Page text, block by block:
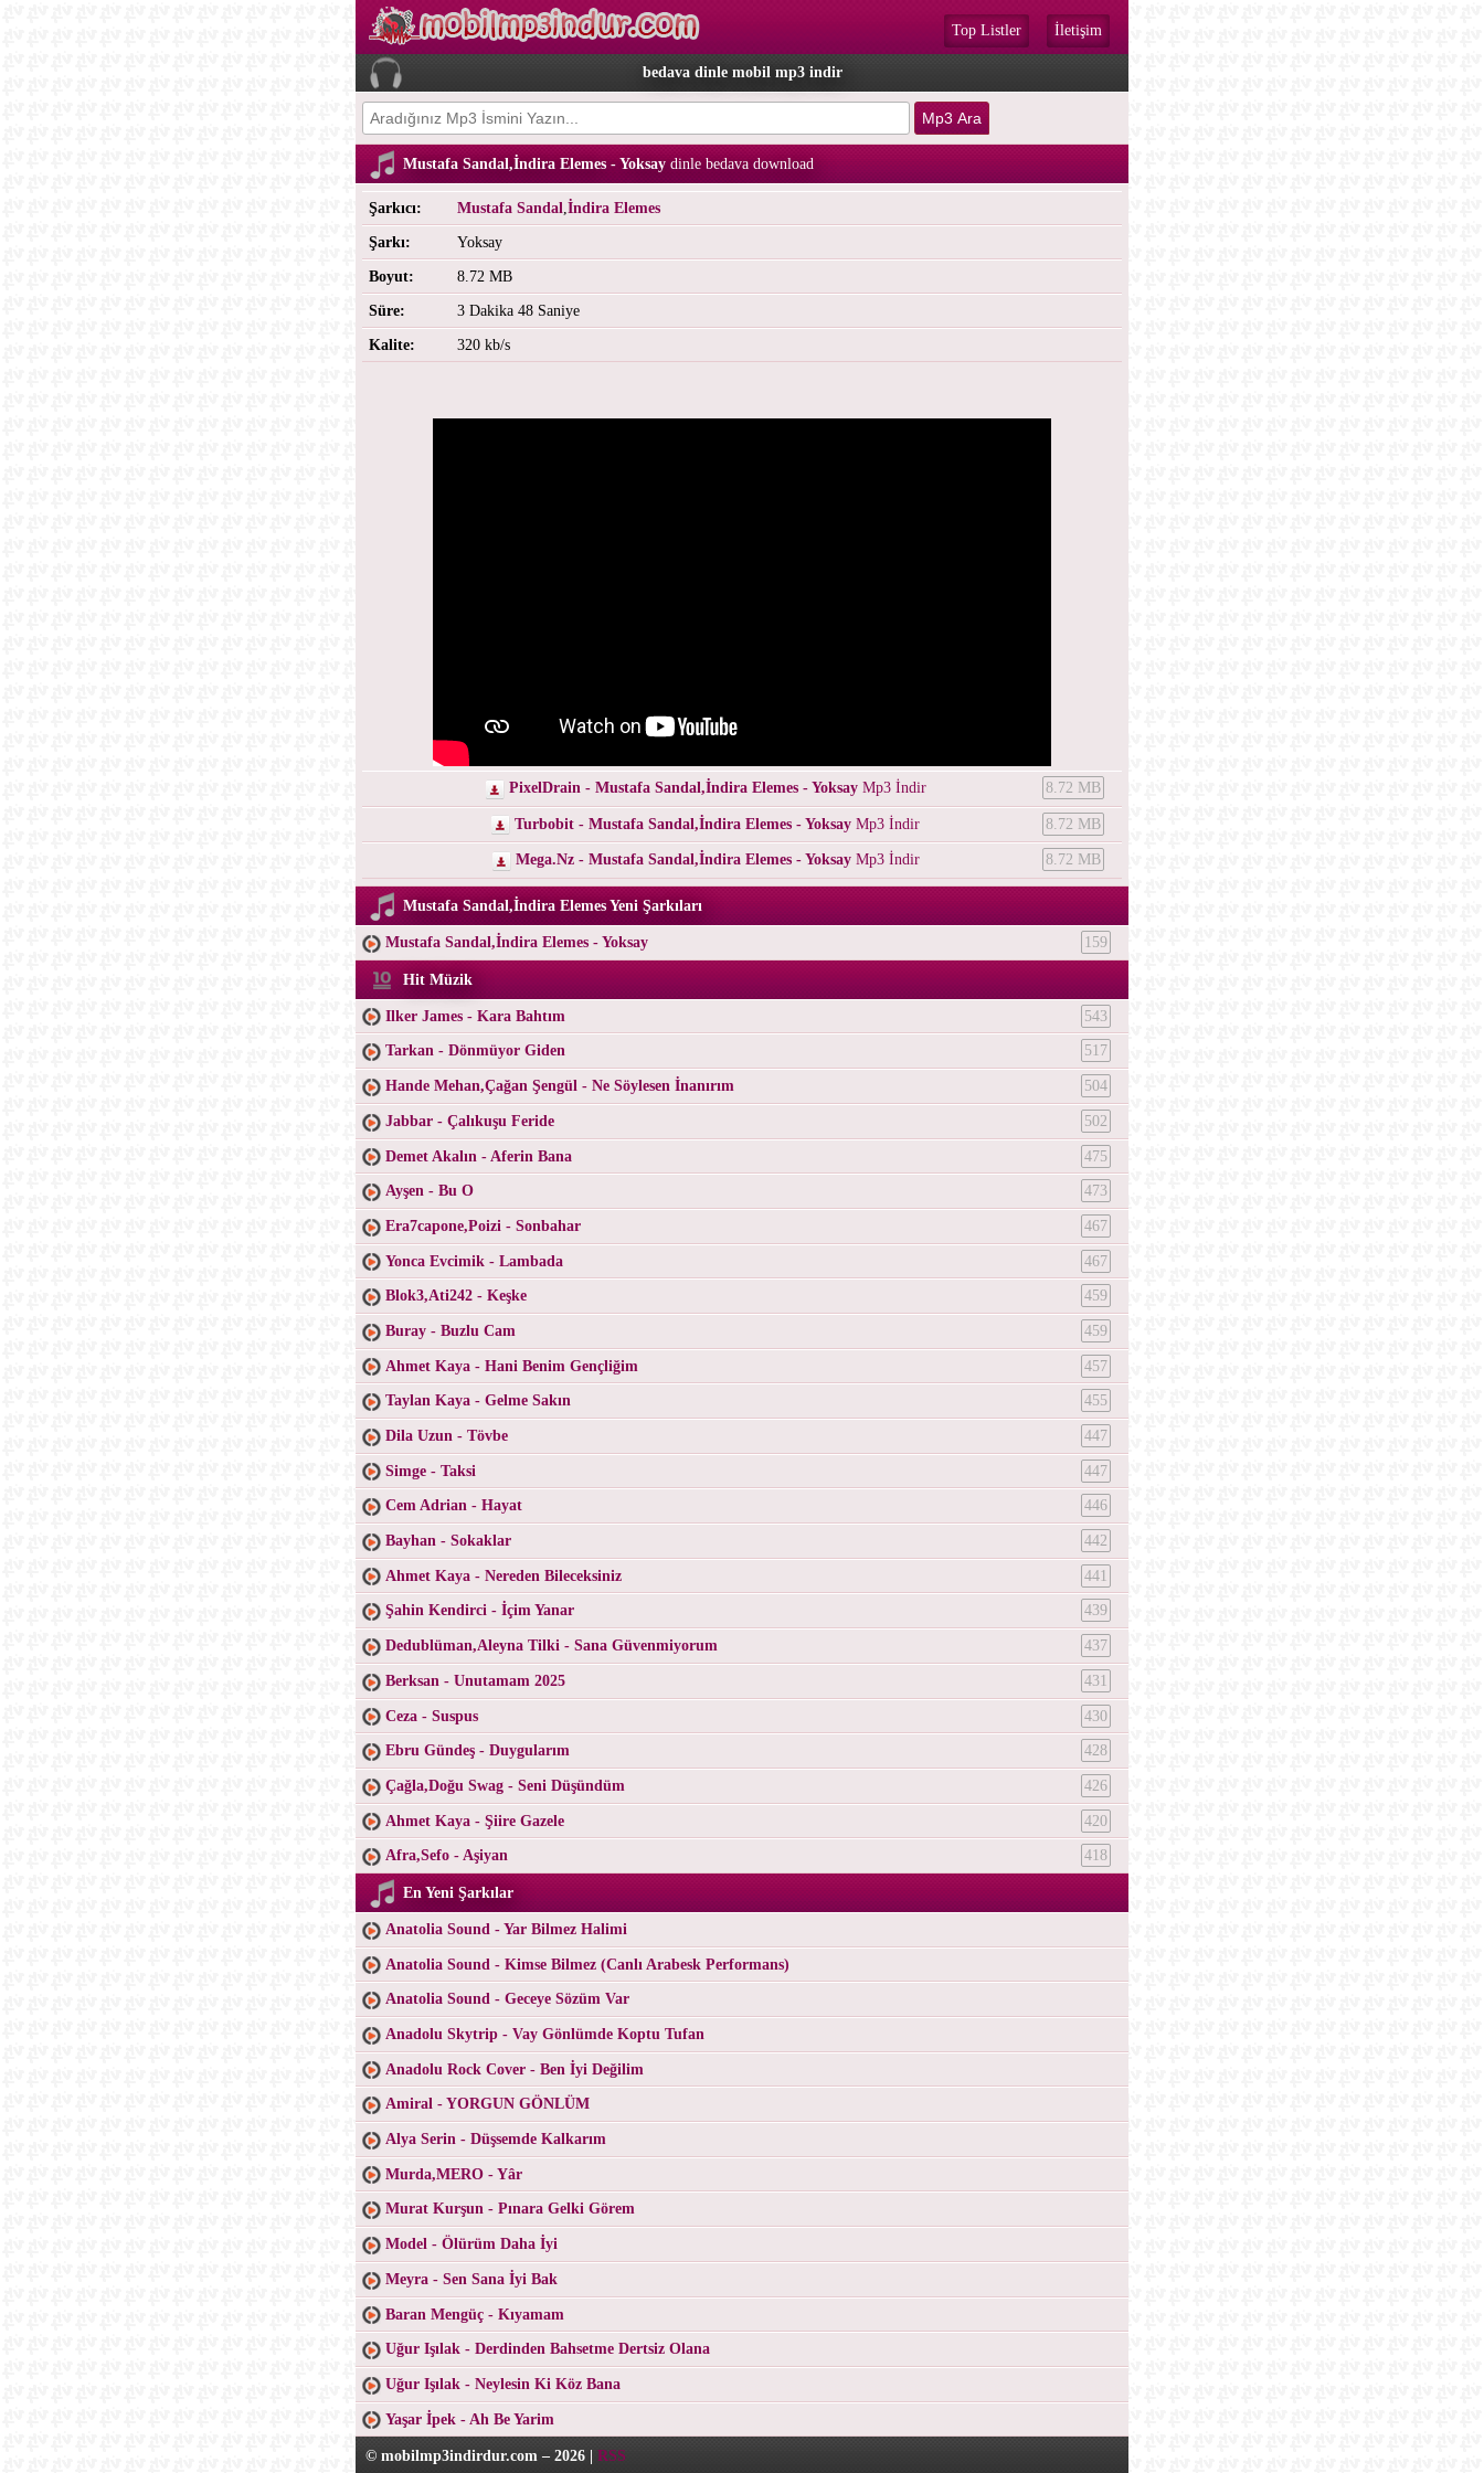
İletişim
Top Listler
bedava dinle mobil mp3 indir
Mustafa Sandal,İndira Elemes - Yoksaydinle bedava download
Şarkıcı: Mustafa Sandal İndira Elemes
Şarkı:
Yoksay
Boyut:
8.72 MB
Süre:
3 Dakika 48 Saniye
Kalite:
320 kb/s
PixelDrain - Mustafa Sandal,İndira Elemes - YoksayMp3 İndir 8.72 MB
Turbobit - Mustafa Sandal,İndira Elemes - Yoksay Mp3 İndir 8.72 MB
Mega.Nz - Mustafa Sandal,İndira Elemes - YoksayMp3 İndir 8.72 MB
Mustafa Sandal,İndira Elemes Yeni Şarkıları
Mustafa Sandal,İndira Elemes - Yoksay 159
Hit Müzik
Ilker James - Kara Bahtım
543
Tarkan - Dönmüyor Giden
517
Hande Mehan,Çağan Şengül - Ne Söylesen İnanırım
504
Jabbar - Çalıkuşu Feride
502
Demet Akalın - Aferin Bana
475
Ayşen - Bu O
473
Era7capone,Poizi - Sonbahar
467
Yonca Evcimik - Lambada
467
Blok3,Ati242 - Keşke
459
Buray - Buzlu Cam
459
Ahmet Kaya - Hani Benim Gençliğim
457
Taylan Kaya - Gelme Sakın
455
Dila Uzun - Tövbe
447
Simge - Taksi
447
Cem Adrian - Hayat
446
Bayhan - Sokaklar
442
Ahmet Kaya - Nereden Bileceksiniz
441
Şahin Kendirci - İçim Yanar
439
Dedublüman,Aleyna Tilki - Sana Güvenmiyorum
437
Berksan - Unutamam 2025
431
Ceza - Suspus
430
Ebru Gündeş - Duygularım
428
Çağla,Doğu Swag - Seni Düşündüm
426
Ahmet Kaya - Şiire Gazele
420
Afra,Sefo - Aşiyan
418
En Yeni Şarkılar
Anatolia Sound - Yar Bilmez Halimi
Anatolia Sound - Kimse Bilmez (Canlı Arabesk Performans)
Anatolia Sound - Geceye Sözüm Var
Anadolu Skytrip - Vay Gönlümde Koptu Tufan
Anadolu Rock Cover - Ben İyi Değilim
Amiral - YORGUN GÖNLÜM
Alya Serin - Düşsemde Kalkarım
Murda,MERO - Yâr
Murat Kurşun - Pınara Gelki Görem
Model - Ölürüm Daha İyi
Meyra - Sen Sana İyi Bak
Baran Mengüç - Kıyamam
Uğur Işılak - Derdinden Bahsetme Dertsiz Olana
Uğur Işılak - Neylesin Ki Köz Bana
Yaşar İpek - Ah Be Yarim
© mobilmp3indirdur.com – 2026 | RSS